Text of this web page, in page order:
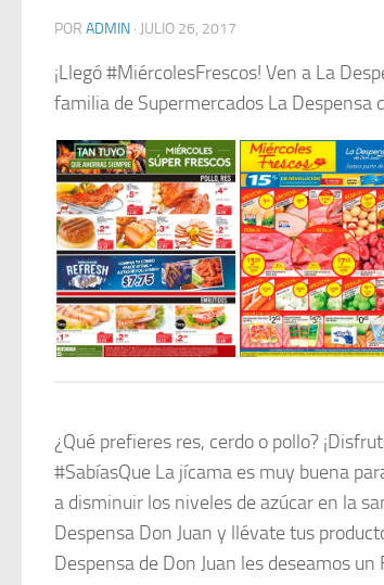
POR ADMIN · JULIO 26, 2017
¡Llegó #MiércolesFrescos! Ven a La
familia de Supermercados La Despensa
¿Qué prefieres res, cerdo o pollo?
#SabíasQue La jícama es muy buena
a disminuir los niveles de azúcar en la
Despensa Don Juan y llévate tus
Despensa de Don Juan les deseamos un